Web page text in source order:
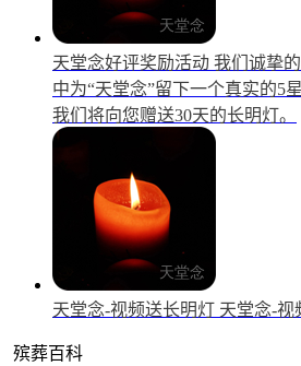
天堂念好评奖励活动 我们诚挚
中为“天堂念”留下一个真实的5
我们将向您赠送30天的长明灯。
天堂念-视频送长明灯 天堂念-视
殡葬百科